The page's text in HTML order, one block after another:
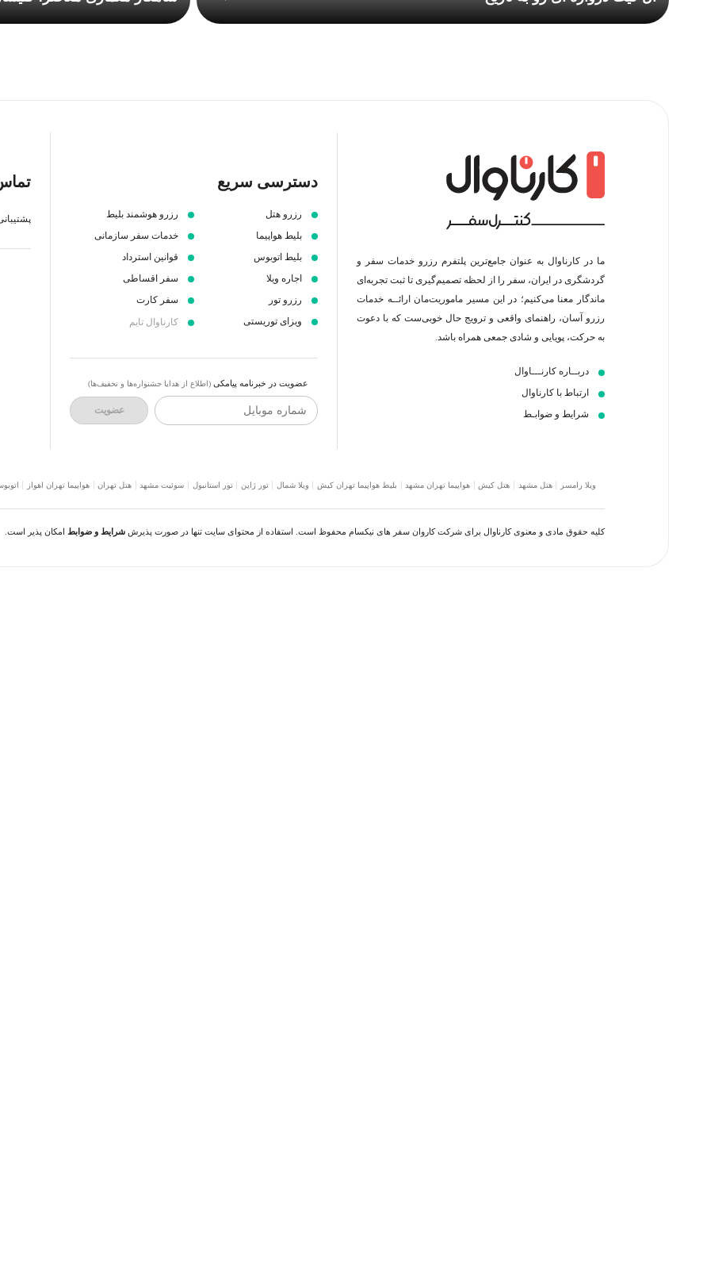
ما در کارناوال به عنوان جامع‌ترین پلتفرم رزرو خدمات سفر و
گردشگری در ایران، سفر را از لحظه‌ تصمیم‌گیری تا ثبت تجربه‌ای
ماندگار معنا می‌کنیم؛ در این مسیر‍ ماموریت‌مان اراﺋــﻪ خدمات
رزرو آسان، راهنمای واقعی و ترویج حال خوبی‌ست که با دعوت
به حرکت، پویایی و شادی جمعی همراه باشد.
دربــاره کارنـــاوال
ارتباط با کارناوال
شرایط و ضوابـط
دسترسی سریع
رزرو هتل
بلیط هواپیما
بلیط اتوبوس
اجاره ویلا
رزرو تور
ویزای توریستی
رزرو هوشمند بلیط
خدمات سفر سازمانی
قوانین استرداد
سفر اقساطی
سفر کارت
کارناوال تایم
عضویت در خبرنامه پیامکی (اطلاع از هدایا جشنواره‌ها و تخفیف‌ها)
شماره موبایل عضویت
پشتیبانی 7 صبح تا 1
ویلا رامسر هتل مشهد هتل کیش هواپیما تهران مشهد بلیط هواپیما تهران کیش ویلا شمال تور ژاپن تور استانبول سوئیت مشهد هتل تهران هواپیما تهران اهواز
کلیه حقوق مادی و معنوی کارناوال برای شرکت کاروان سفر های نیکسام محفوظ است. استفاده از محتوای سایت تنها در صورت پذیرش شرایط و ضوابط امکان پذیر است.